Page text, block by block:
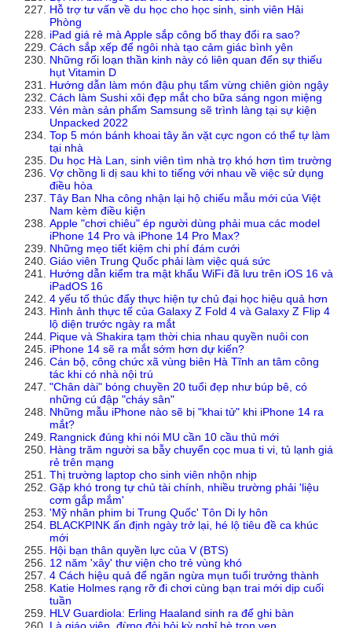
Hỗ trợ tư vấn về du học cho học sinh, sinh viên Hải
Phòng
iPad giá rẻ mà Apple sắp công bố thay đổi ra sao?
Cách sắp xếp để ngôi nhà tạo cảm giác bình yên
Những rối loạn thần kinh này có liên quan đến sự thiếu
hụt Vitamin D
Hướng dẫn làm món đậu phụ tẩm vừng chiên giòn ngậy
Cách làm Sushi xôi đẹp mắt cho bữa sáng ngon miệng
Vén màn sản phẩm Samsung sẽ trình làng tại sự kiện
Unpacked 2022
Top 5 món bánh khoai tây ăn vặt cực ngon có thể tự làm
tại nhà
Du học Hà Lan, sinh viên tìm nhà trọ khó hơn tìm trường
Vợ chồng li dị sau khi to tiếng với nhau về việc sử dụng
điều hòa
Tây Ban Nha công nhận lại hộ chiếu mẫu mới của Việt
Nam kèm điều kiện
Apple "chơi chiêu" ép người dùng phải mua các model
iPhone 14 Pro và iPhone 14 Pro Max?
Những mẹo tiết kiệm chi phí đám cưới
Giáo viên Trung Quốc phải làm việc quá sức
Hướng dẫn kiểm tra mật khẩu WiFi đã lưu trên iOS 16 và
iPadOS 16
4 yếu tố thúc đẩy thực hiện tự chủ đại học hiệu quả hơn
Hình ảnh thực tế của Galaxy Z Fold 4 và Galaxy Z Flip 4
lộ diện trước ngày ra mắt
Pique và Shakira tạm thời chia nhau quyền nuôi con
iPhone 14 sẽ ra mắt sớm hơn dự kiến?
Cán bộ, công chức xã vùng biên Hà Tĩnh an tâm công
tác khi có nhà nội trú
"Chân dài" bóng chuyền 20 tuổi đẹp như búp bê, có
những cú đập "cháy sân"
Những mẫu iPhone nào sẽ bị "khai tử" khi iPhone 14 ra
mắt?
Rangnick đúng khi nói MU cần 10 cầu thủ mới
Hàng trăm người sa bẫy chuyển cọc mua ti vi, tủ lạnh giá
rẻ trên mạng
Thị trường laptop cho sinh viên nhộn nhịp
Gặp khó trong tự chủ tài chính, nhiều trường phải 'liệu
cơm gắp mắm'
'Mỹ nhân phim bi Trung Quốc' Tôn Di ly hôn
BLACKPINK ấn định ngày trở lại, hé lộ tiêu đề ca khúc
mới
Hội bạn thân quyền lực của V (BTS)
12 năm 'xây' thư viện cho trẻ vùng khó
4 Cách hiệu quả để ngăn ngừa mụn tuổi trưởng thành
Katie Holmes rạng rỡ đi chơi cùng bạn trai mới dịp cuối
tuần
HLV Guardiola: Erling Haaland sinh ra để ghi bàn